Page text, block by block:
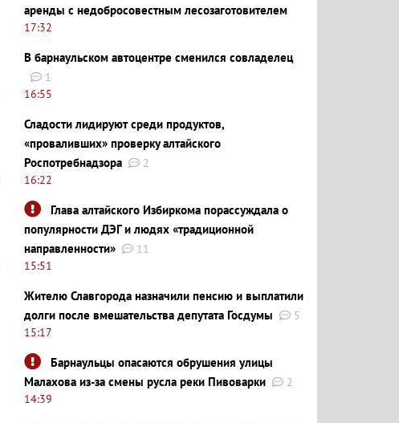
аренды с недобросовестным лесозаготовителем
17:32
В барнаульском автоцентре сменился совладелец
1
16:55
Сладости лидируют среди продуктов,
«проваливших» проверку алтайского
Роспотребнадзора
2
16:22
Глава алтайского Избиркома порассуждала о
популярности ДЭГ и людях «традиционной
направленности»
11
15:51
Жителю Славгорода назначили пенсию и выплатили
долги после вмешательства депутата Госдумы
5
15:17
Барнаульцы опасаются обрушения улицы
Малахова из-за смены русла реки Пивоварки
2
14:39